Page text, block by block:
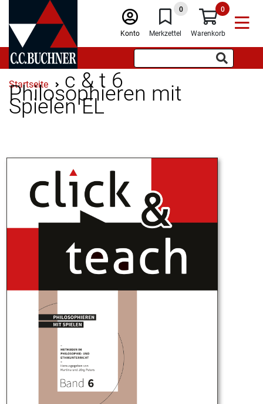
Konto
0
Merkzettel
0
Warenkorb
Startseite c & t 6
Philosophieren mit
Spielen EL